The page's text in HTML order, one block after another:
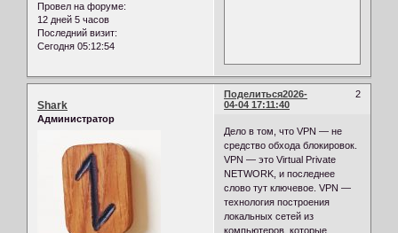
Провел на форуме:
12 дней 5 часов
Последний визит:
Сегодня 05:12:54
Поделиться 2
2026-
04-04 17:11:40
Shark
Администратор
Дело в том, что VPN — не
средство обхода блокировок.
VPN — это Virtual Private
NETWORK, и последнее
слово тут ключевое. VPN —
технология построения
локальных сетей из
компьютеров, которые